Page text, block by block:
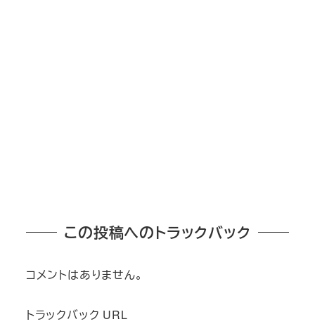
この投稿へのトラックバック
コメントはありません。
トラックバック URL